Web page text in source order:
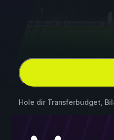
Hole dir Transferbudget,